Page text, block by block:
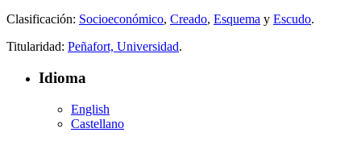
Clasificación: Socioeconómico, Creado, Esquema y Escudo.
Titularidad: Peñafort, Universidad.
Idioma
English
Castellano